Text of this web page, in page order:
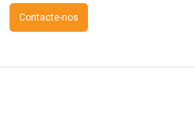
Contacte-nos